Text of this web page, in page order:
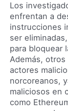
Los
enfrentan a
instrucciones
ser
para bloquear
Además,
actores
norcoreanos,
maliciosos en
como